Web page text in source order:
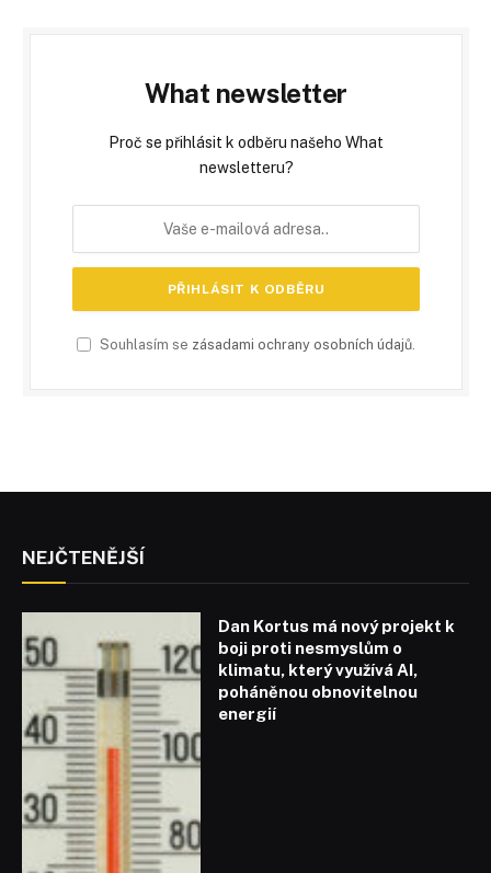
What newsletter
Proč se přihlásit k odběru našeho What
newsletteru?
Souhlasím se zásadami ochrany osobních údajů.
NEJČTENĚJŠÍ
Dan Kortus má nový projekt k
boji proti nesmyslům o
klimatu, který využívá AI,
poháněnou obnovitelnou
energií